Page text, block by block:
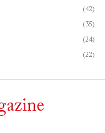
(42)
(35)
(24)
(22)